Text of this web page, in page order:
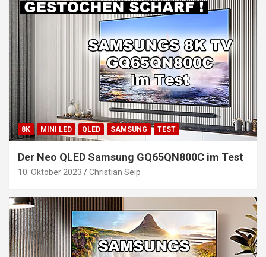
8K MINI LED QLED SAMSUNG TEST
Der Neo QLED Samsung GQ65QN800C im Test
10. Oktober 2023 Christian Seip